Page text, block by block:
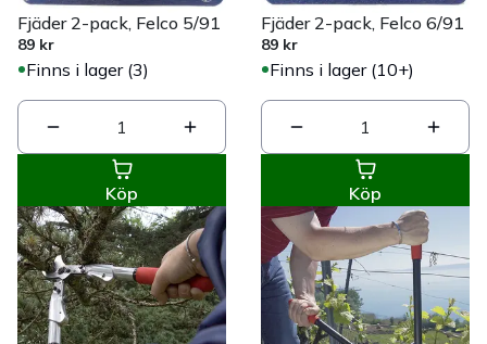
Fjäder 2-pack, Felco 5/91
89 kr
Finns i lager (3)
1
Köp
Fjäder 2-pack, Felco 6/91
89 kr
Finns i lager (10+)
1
Köp